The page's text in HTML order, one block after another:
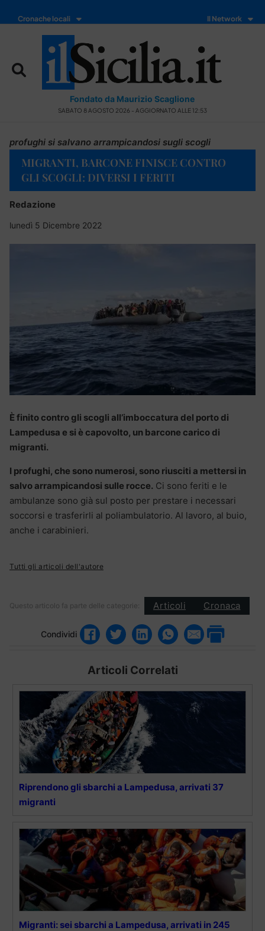
Cronache locali Il Network
Fondato da Maurizio Scaglione
SABATO 8 AGOSTO 2026 - AGGIORNATO ALLE 12:53
profughi si salvano arrampicandosi sugli scogli
MIGRANTI, BARCONE FINISCE CONTRO
GLI SCOGLI: DIVERSI I FERITI
Redazione
lunedì 5 Dicembre 2022
È finito contro gli scogli all’imboccatura del porto di
Lampedusa e si è capovolto, un barcone carico di
migranti.
I profughi, che sono numerosi, sono riusciti a mettersi in
salvo arrampicandosi sulle rocce. Ci sono feriti e le
ambulanze sono già sul posto per prestare i necessari
soccorsi e trasferirli al poliambulatorio. Al lavoro, al buio,
anche i carabinieri.
Tutti gli articoli dell'autore
Questo articolo fa parte delle categorie: Articoli Cronaca
Condividi
Articoli Correlati
Riprendono gli sbarchi a Lampedusa, arrivati 37
migranti
Migranti: sei sbarchi a Lampedusa, arrivati in 245